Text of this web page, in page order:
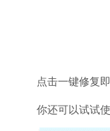
点击一键修复
你还可以试试